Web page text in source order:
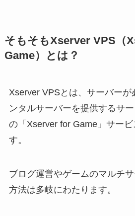
そもそもXserver VPS（
Game）とは？
Xserver VPSとは、サーバーが
ンタルサーバーを提供するサ
の「Xserver for Game」サー
す。
ブログ運営やゲームのマルチ
方法は多岐にわたります。